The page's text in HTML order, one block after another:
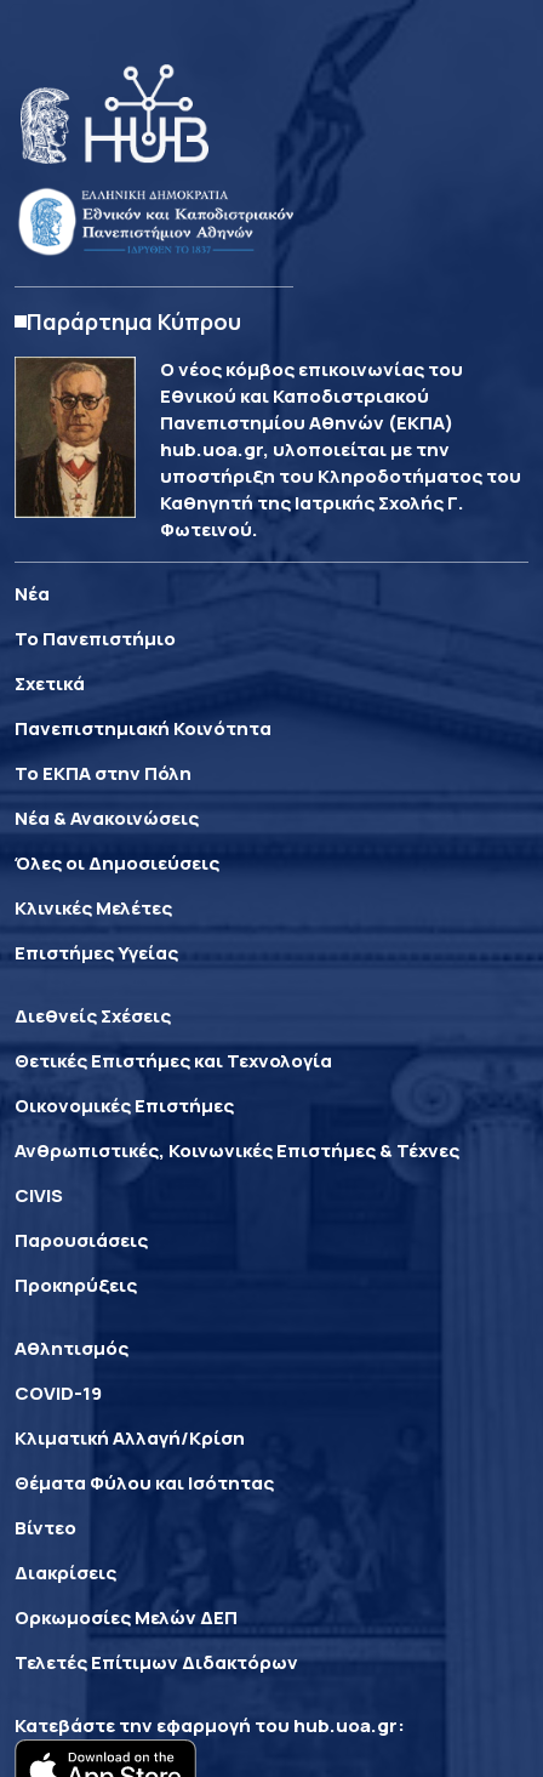
Παράρτημα Κύπρου
Ο νέος κόμβος επικοινωνίας του
Εθνικού και Καποδιστριακού
Πανεπιστημίου Αθηνών (ΕΚΠΑ)
hub.uoa.gr, υλοποιείται με την
υποστήριξη του Κληροδοτήματος του
Καθηγητή της Ιατρικής Σχολής Γ.
Φωτεινού.
Νέα
Το Πανεπιστήμιο
Σχετικά
Πανεπιστημιακή Κοινότητα
Το ΕΚΠΑ στην Πόλη
Νέα & Ανακοινώσεις
Όλες οι Δημοσιεύσεις
Κλινικές Μελέτες
Επιστήμες Υγείας
Διεθνείς Σχέσεις
Θετικές Επιστήμες και Τεχνολογία
Οικονομικές Επιστήμες
Ανθρωπιστικές, Κοινωνικές Επιστήμες & Τέχνες
CIVIS
Παρουσιάσεις
Προκηρύξεις
Αθλητισμός
COVID-19
Κλιματική Αλλαγή/Κρίση
Θέματα Φύλου και Ισότητας
Βίντεο
Διακρίσεις
Ορκωμοσίες Μελών ΔΕΠ
Τελετές Επίτιμων Διδακτόρων
Κατεβάστε την εφαρμογή του hub.uoa.gr: